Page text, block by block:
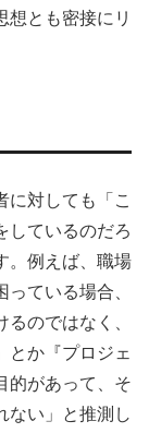
想とも密接にリ
に対しても「こ
しているのだろ
。例えば、職場
ている場合、
のではなく、
とか『プロジェ
的があって、そ
ない」と推測し